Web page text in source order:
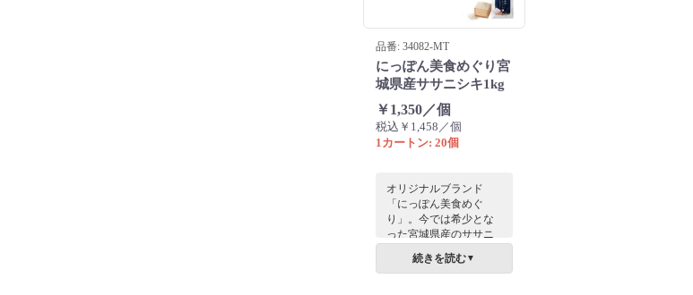
品番: 34082-MT
にっぽん美食めぐり宮
城県産ササニシキ1kg
￥1,350／個
税込￥1,458／個
1カートン: 20個
オリジナルブランド
「にっぽん美食めぐ
り」。今では希少とな
った宮城県産のササニ
シキ。おかずの味を引
き立たせるお米です。
続きを読む▼